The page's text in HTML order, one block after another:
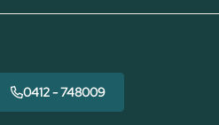
0412 - 748009